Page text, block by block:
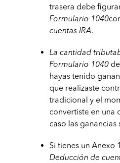
trasera debe
Formulario 1040
cuentas IRA.
La cantidad
Formulario 1040
hayas tenido
que realizaste
tradicional y el
convertiste en una
caso las
Si tienes un Anexo
Deducción de